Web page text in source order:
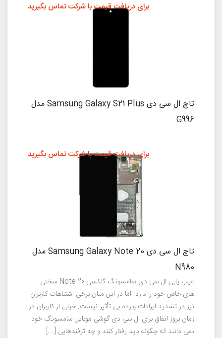
تاچ ال سی دی Samsung Galaxy S21 Plus مدل
G996
برای دریافت قیمت با شرکت تماس بگیرید
تاچ ال سی دی Samsung Galaxy Note 20 مدل
N980
عیب یابی ال سی دی سامسونگ گلکسی Note 20 سختی
های خاص خود را دارد. اما در این میان برخی اشتباهات کاربران
نیز در تشدید ایرادات وارده بی تأثیر نیست. خیلی از کاربران در
زمان بروز اتفاق برای ال سی دی گوشی موبایل سامسونگ خود
نمی دانند که چگونه باید رفتار کنند و چه ترفندهایی […]
برای دریافت قیمت با شرکت تماس بگیرید